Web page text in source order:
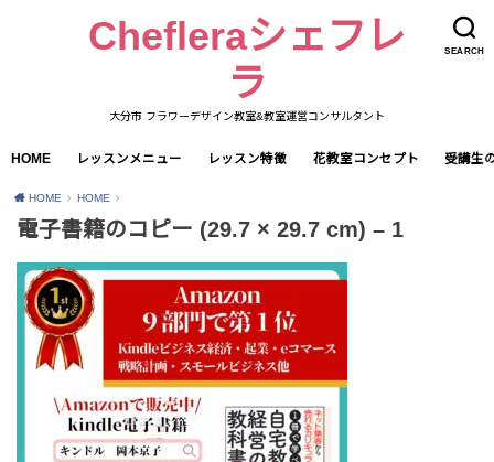
SEARCH
Chefleraシェフレ
ラ
大分市 フラワーデザイン教室&教室運営コンサルタント
HOME レッスンメニュー レッスン特徴 花教室コンセプト 受講生
HOME HOME
電子書籍のコピー (29.7 × 29.7 cm) – 1